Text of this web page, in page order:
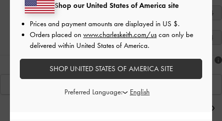
34
40
41
هل أعجبكَ ما رأيت؟
Shop our United States of America site
Prices and payment amounts are displayed in US $.
Orders placed on www.charleskeith.com/us can only be
delivered within United States of America.
SHOP UNITED STATES OF AMERICA SITE
Preferred Language: